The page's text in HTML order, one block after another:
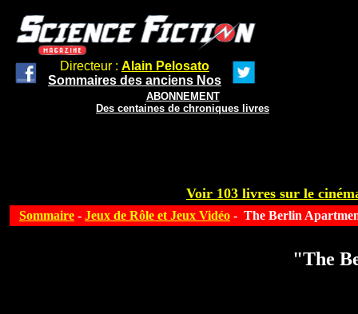
Directeur : Alain Pelosato
Sommaires des anciens Nos
ABONNEMENT
Des centaines de chroniques livres
Voir 103 livres sur le
Sommaire - Jeux de Rôle et Jeux Vidéo - The Berlin
"The